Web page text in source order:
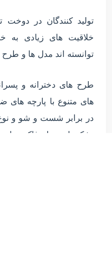
تولید کنندگان در
خلاقیت های زیادی به
توانسته اند مدل ها و طرح
طرح های دخترانه و
های متنوع با پارچه های
در برابر شست و شو و نوع
تشک، از جمله